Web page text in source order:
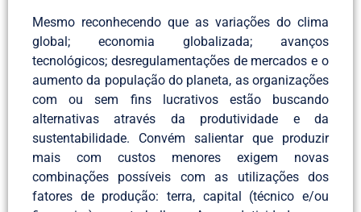
Mesmo reconhecendo que as variações do clima
global; economia globalizada; avanços
tecnológicos; desregulamentações de mercados e o
aumento da população do planeta, as organizações
com ou sem fins lucrativos estão buscando
alternativas através da produtividade e da
sustentabilidade. Convém salientar que produzir
mais com custos menores exigem novas
combinações possíveis com as utilizações dos
fatores de produção: terra, capital (técnico e/ou